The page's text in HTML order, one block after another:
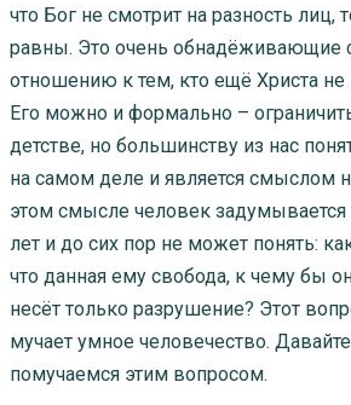
что Бог не смотрит на разность лиц,
равны. Это очень обнадёживающие
отношению к тем, кто ещё Христа не
Его можно и формально –
детстве, но большинству из нас
на самом деле и является смыслом
этом смысле человек
лет и до сих пор не может понять:
что данная ему свобода, к чему бы
несёт только разрушение? Этот
мучает умное человечество.
помучаемся этим вопросом.